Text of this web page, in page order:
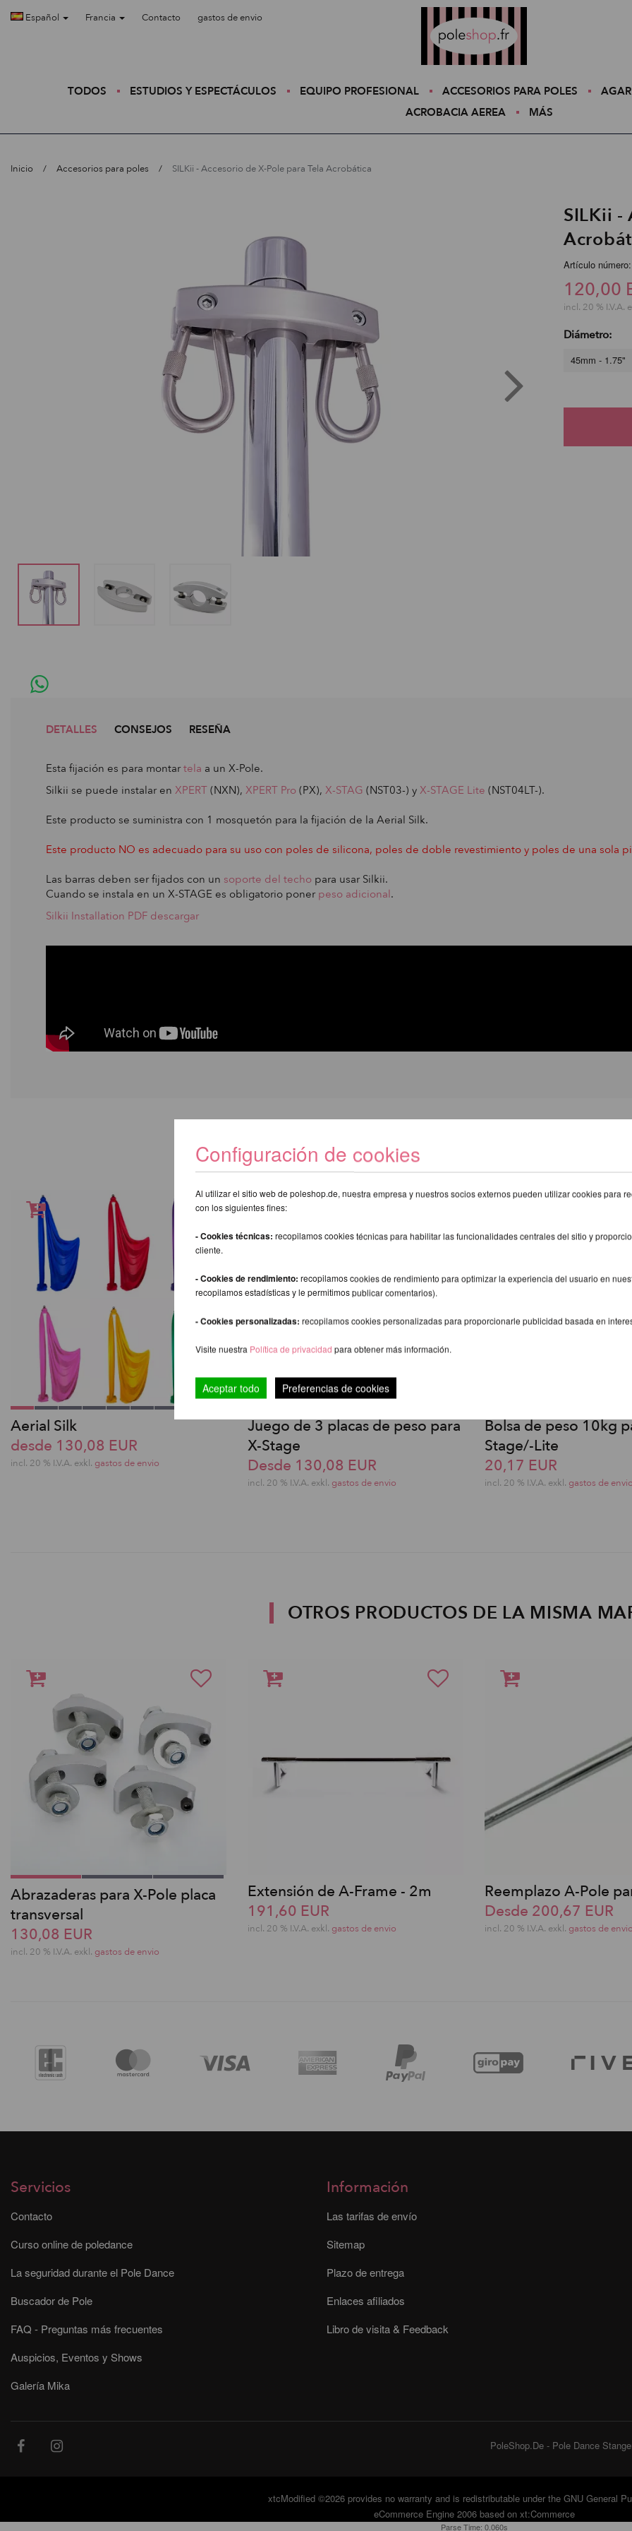
Español Francia Contacto gastos de envio
TODOS ESTUDIOS Y ESPECTÁCULOS EQUIPO PROFESIONAL ACCESORIOS PARA POLES
ACROBACIA AEREA
MÁS
Inicio Accesorios para poles SILKii - Accesorio de X-Pole para Tela Acrobática
SILKii -
Artículo
120,00
incl. 20 % I.V.A.
Diámetro:
45mm - 1.75"
DETALLES CONSEJOS RESEÑA
Esta fijación es para montartela a un X-Pole.
Silkii se puede instalar en XPERT (NXN), XPERT Pro (PX), X-STAG (NST03-) y X-STAGE Lite (NST04LT-).
Este producto se suministra con 1 mosquetón para la fijación de la Aerial Silk.
Este producto NO es adecuado para su uso con poles de silicona, poles de doble revestimiento y poles de una sola
Las barras deben ser fijados con un soporte del techo para usar Silkii.
Cuando se instala en un X-STAGE es obligatorio poner peso adicional.
Silkii Installation PDF descargar
TAMBIÉN LE RECOMENDAMOS LOS
Aerial Silk
desde 130,08 EUR
incl. 20 % I.V.A. exkl. gastos de envio
Juego de 3 placas de peso para
X-Stage
Desde 130,08 EUR
incl. 20 % I.V.A. exkl. gastos de envio
Bolsa de peso 10kg
Stage/-Lite
20,17 EUR
incl. 20 % I.V.A. exkl. gastos de
OTROS PRODUCTOS DE LA MISMA
Abrazaderas para X-Pole placa
transversal
130,08 EUR
incl. 20 % I.V.A. exkl. gastos de envio
Extensión de A-Frame - 2m
191,60 EUR
incl. 20 % I.V.A. exkl. gastos de envio
Reemplazo A-Pole
Desde 200,67 EUR
incl. 20 % I.V.A. exkl. gastos de
Servicios
Contacto
Curso online de poledance
La seguridad durante el Pole Dance
Buscador de Pole
FAQ - Preguntas más frecuentes
Auspicios, Eventos y Shows
Galería Mika
Información
Las tarifas de envío
Sitemap
Plazo de entrega
Enlaces afiliados
Libro de visita & Feedback
PoleShop.De - Pole Dance
xtcModified©2026 provides no warranty and is redistributable under the GNU General
eCommerce Engine 2006 based on xt:Commerce
Parse Time: 0.060s
Configuración de cookies
Al utilizar el sitio web de poleshop.de, nuestra empresa y nuestros socios externos pueden utilizar cookies para
con los siguientes fines:
- Cookies técnicas: recopilamos cookies técnicas para habilitar las funcionalidades centrales del sitio y
cliente.
- Cookies de rendimiento: recopilamos cookies de rendimiento para optimizar la experiencia del usuario en
recopilamos estadísticas y le permitimos publicar comentarios).
- Cookies personalizadas: recopilamos cookies personalizadas para proporcionarle publicidad basada en
Visite nuestra Política de privacidad para obtener más información.
Aceptar todo Preferencias de cookies